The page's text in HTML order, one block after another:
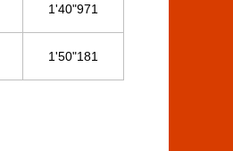
1'40"971
1'50"181